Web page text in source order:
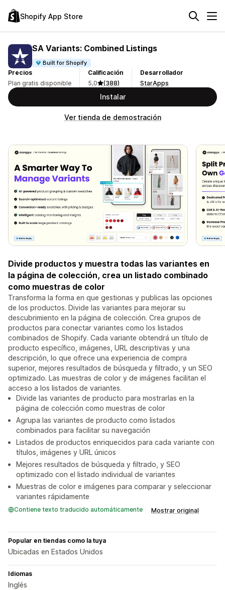
Shopify App Store
SA Variants: Combined Listings
Built for Shopify
Precios
Plan gratis disponible
Calificación
5,0
(388)
Desarrollador
StarApps
Instalar
Ver tienda de demostración
Divide productos y muestra todas las variantes en
la página de colección, crea un listado combinado
como muestras de color
Transforma la forma en que gestionas y publicas las opciones
de los productos. Divide las variantes para mejorar su
descubrimiento en la página de colección. Crea grupos de
productos para conectar variantes como los listados
combinados de Shopify. Cada variante obtendrá un título de
producto específico, imágenes, URL descriptivas y una
descripción, lo que ofrece una experiencia de compra
superior, mejores resultados de búsqueda y filtrado, y un SEO
optimizado. Las muestras de color y de imágenes facilitan el
acceso a los listados de variantes.
Divide las variantes de producto para mostrarlas en la
página de colección como muestras de color
Agrupa las variantes de producto como listados
combinados para facilitar su navegación
Listados de productos enriquecidos para cada variante con
títulos, imágenes y URL únicos
Mejores resultados de búsqueda y filtrado, y SEO
optimizado con el listado individual de variantes
Muestras de color e imágenes para comparar y seleccionar
variantes rápidamente
Contiene texto traducido automáticamente Mostrar original
Popular en tiendas como la tuya
Ubicadas en Estados Unidos
Idiomas
Inglés